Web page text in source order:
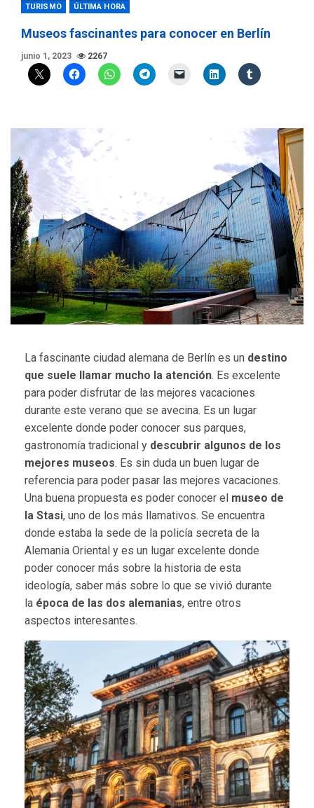
TURISMO ÚLTIMA HORA
Museos fascinantes para conocer en Berlín
junio 1, 2023 2267
La fascinante ciudad alemana de Berlín es un destino
que suele llamar mucho la atención. Es excelente
para poder disfrutar de las mejores vacaciones
durante este verano que se avecina. Es un lugar
excelente donde poder conocer sus parques,
gastronomía tradicional y descubrir algunos de los
mejores museos. Es sin duda un buen lugar de
referencia para poder pasar las mejores vacaciones.
Una buena propuesta es poder conocer el museo de
la Stasi, uno de los más llamativos. Se encuentra
donde estaba la sede de la policía secreta de la
Alemania Oriental y es un lugar excelente donde
poder conocer más sobre la historia de esta
ideología, saber más sobre lo que se vivió durante
la época de las dos alemanias, entre otros
aspectos interesantes.